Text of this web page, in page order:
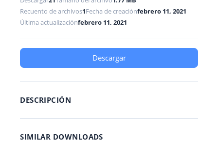
Recuento de archivos1Fecha de creaciónfebrero 11, 2021
Última actualizaciónfebrero 11, 2021
Descargar
DESCRIPCIÓN
SIMILAR DOWNLOADS